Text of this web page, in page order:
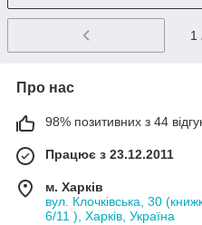
1
Про нас
98% позитивних з 44
Працює з 23.12.2011
м. Харків
вул. Клочківська, 30
6/11 ), Харків, Україна